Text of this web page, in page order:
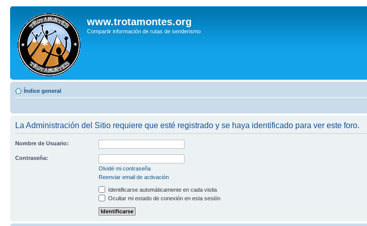
www.trotamontes.org
Compartir información de rutas de senderismo
Índice general
La Administración del Sitio requiere que esté registrado y se haya identificado para ver este foro.
Nombre de Usuario:
Contraseña:
Olvidé mi contraseña
Reenviar email de activación
Identificarse automáticamente en cada visita
Ocultar mi estado de conexión en esta sesión